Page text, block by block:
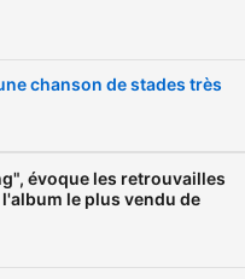
chanson de stades très
évoque les retrouvailles
le plus vendu de